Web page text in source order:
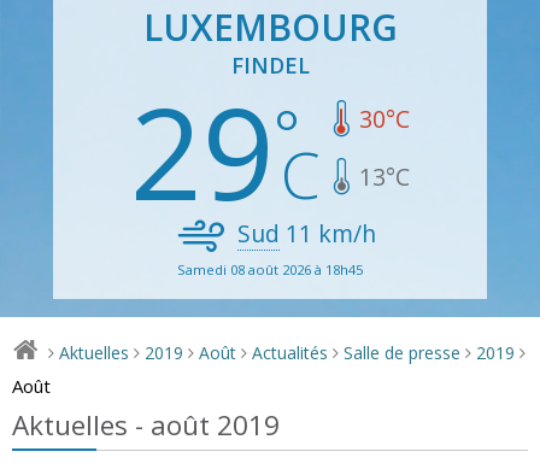
LUXEMBOURG
FINDEL
29 30°C
13°C
Sud 11 km/h
Samedi 08 août 2026 à 18h45
> Aktuelles > 2019 > Août > Actualités > Salle de presse > 2019 >
Août
Aktuelles - août 2019